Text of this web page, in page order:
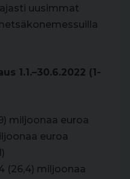
uusimmat
1.1.–30.6.2022 (1-
miljoonaa euroa
euroa
(26,4) miljoonaa